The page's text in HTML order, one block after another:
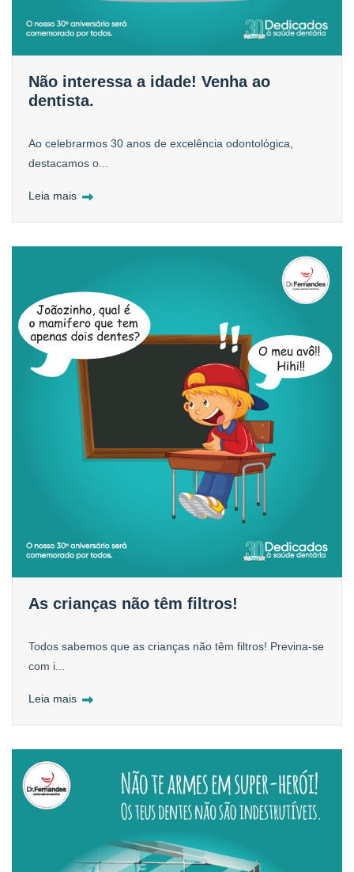
Não interessa a idade! Venha ao
dentista.
Ao celebrarmos 30 anos de excelência odontológica,
destacamos o...
Leia mais
As crianças não têm filtros!
Todos sabemos que as crianças não têm filtros! Previna-se
com i...
Leia mais